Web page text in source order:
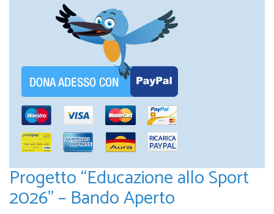
Progetto “Educazione allo Sport
2026” – Bando Aperto